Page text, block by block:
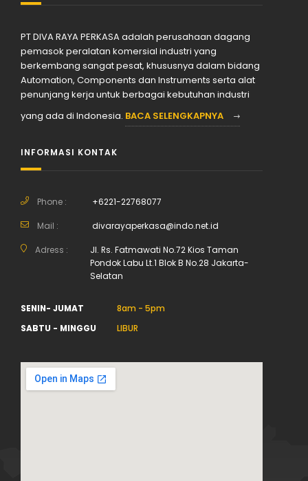
PT DIVA RAYA PERKASA adalah perusahaan dagang
pemasok peralatan komersial industri yang
berkembang sangat pesat, khususnya dalam bidang
Automation, Components dan Instruments serta alat
penunjang kerja untuk berbagai kebutuhan industri
yang ada di Indonesia. BACA SELENGKAPNYA
INFORMASI KONTAK
Phone : +6221-22768077
Mail : divarayaperkasa@indo.net.id
Adress :
Jl. Rs. Fatmawati No.72 Kios Taman
Pondok Labu Lt.1 Blok B No.28 Jakarta-
Selatan
SENIN- JUMAT
8am - 5pm
SABTU - MINGGU
LIBUR